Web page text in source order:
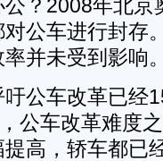
？2008年北京
公车进行封存
并未受到影响
车改革已经
公车改革难度
高，轿车都已